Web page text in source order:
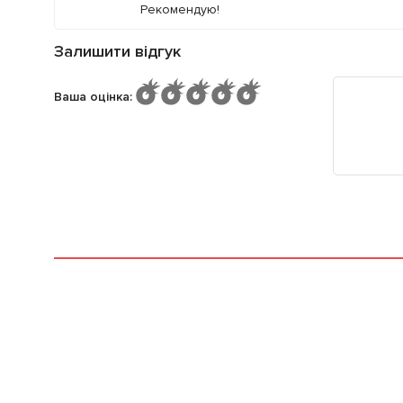
Рекомендую!
Залишити відгук
Ваша оцінка: